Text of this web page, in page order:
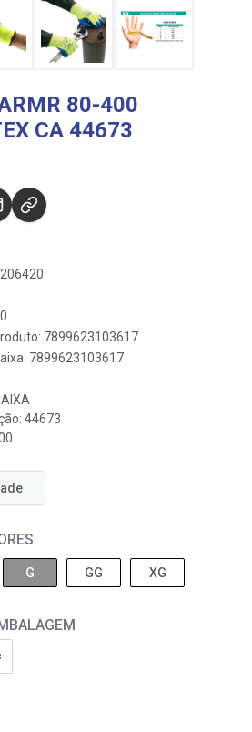
80-400
CA 44673
7899623103617
7899623103617
44673
G GG XG